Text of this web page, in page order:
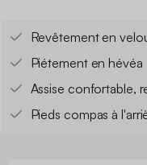
Revêtement en
Piétement en hévéa
Assise confortable,
Pieds compas à